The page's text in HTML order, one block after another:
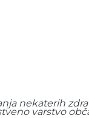
nekaterih
varstvo